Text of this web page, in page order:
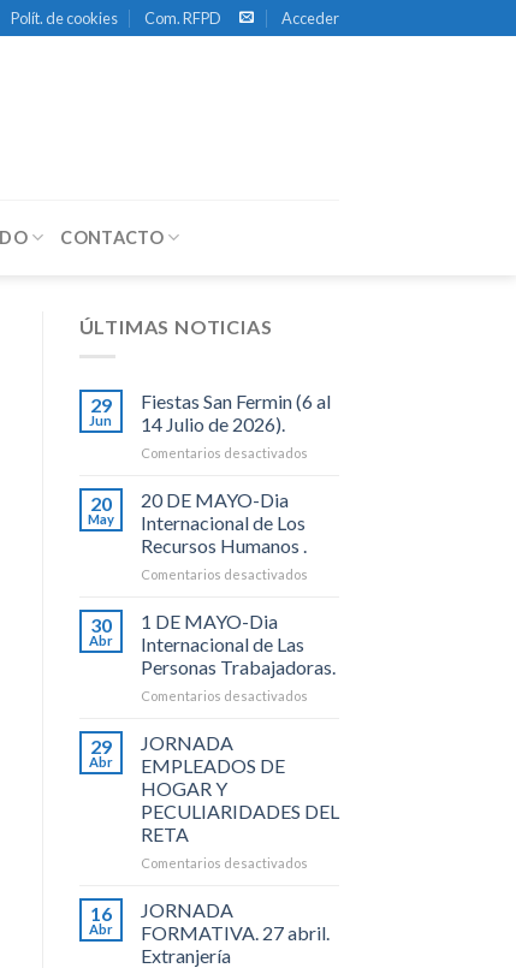
Polít. de cookies Com. RFPD Acceder
CONTACTO
ÚLTIMAS NOTICIAS
29
Jun
Fiestas San Fermin (6 al
14 Julio de 2026).
Comentarios desactivadosen
al
14
20
May
20 DE MAYO-Dia
Internacional de Los
Recursos Humanos .
Comentarios desactivadosen
Internacional
de
30
Abr
1 DE MAYO-Dia
Internacional de Las
Personas Trabajadoras.
Comentarios desactivadosen
de
29
Abr
JORNADA
EMPLEADOS DE
HOGAR Y
PECULIARIDADES DEL
RETA
Comentarios desactivadosen
HOGAR
16
Abr
JORNADA
FORMATIVA. 27 abril.
Extranjería